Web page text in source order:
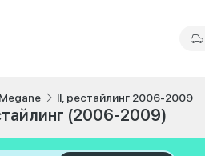
Megane II, рестайлинг 2006-2009
(2006-2009)